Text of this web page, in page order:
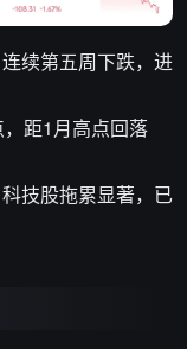
续第五周下跌，进
距1月高点回落
技股拖累显著，已